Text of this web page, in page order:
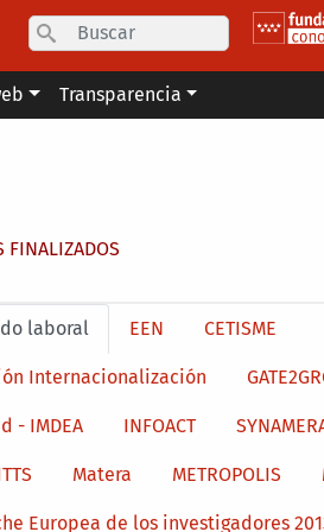
Search
Transparencia
FINALIZADOS
laboral EEN CETISME
Internacionalización
- IMDEA INFOACT
Matera METROPOLIS
Europea de los investigadores